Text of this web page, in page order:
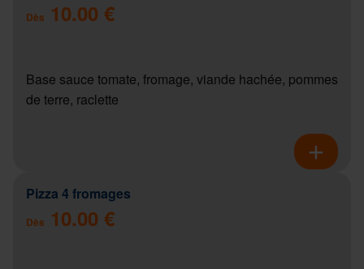
Dès 10.00 €
Base sauce tomate, fromage, viande hachée, pommes
de terre, raclette
Pizza 4 fromages
Dès 10.00 €